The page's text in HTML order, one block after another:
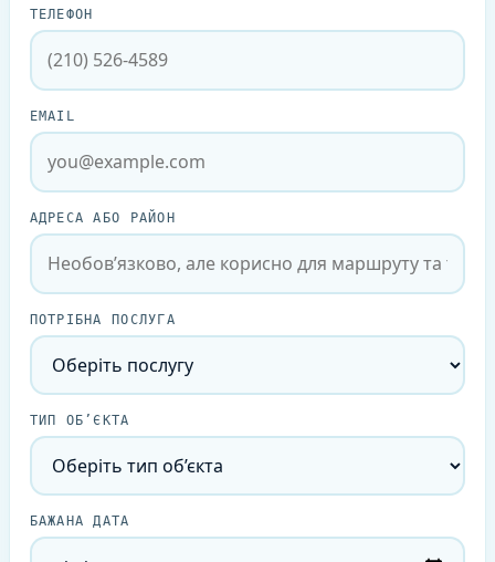
ТЕЛЕФОН
EMAIL
АДРЕСА АБО РАЙОН
ПОТРІБНА ПОСЛУГА
ТИП ОБ’ЄКТА
БАЖАНА ДАТА